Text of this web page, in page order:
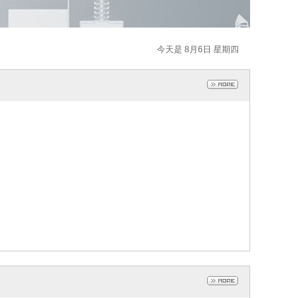
今天是 8月6日 星期四